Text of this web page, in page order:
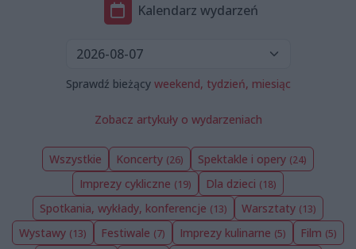
Kalendarz wydarzeń
Sprawdź bieżący weekend, tydzień, miesiąc
Zobacz artykuły o wydarzeniach
Wszystkie Koncerty (26) Spektakle i opery (24)
Imprezy cykliczne (19) Dla dzieci (18)
Spotkania, wykłady, konferencje (13) Warsztaty (13)
Wystawy (13) Festiwale (7) Imprezy kulinarne (5) Film (5)